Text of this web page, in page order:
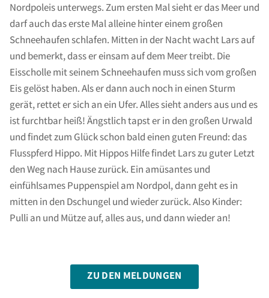
Nordpoleis unterwegs. Zum ersten Mal sieht er das Meer und
darf auch das erste Mal alleine hinter einem großen
Schneehaufen schlafen. Mitten in der Nacht wacht Lars auf
und bemerkt, dass er einsam auf dem Meer treibt. Die
Eisscholle mit seinem Schneehaufen muss sich vom großen
Eis gelöst haben. Als er dann auch noch in einen Sturm
gerät, rettet er sich an ein Ufer. Alles sieht anders aus und es
ist furchtbar heiß! Ängstlich tapst er in den großen Urwald
und findet zum Glück schon bald einen guten Freund: das
Flusspferd Hippo. Mit Hippos Hilfe findet Lars zu guter Letzt
den Weg nach Hause zurück. Ein amüsantes und
einfühlsames Puppenspiel am Nordpol, dann geht es in
mitten in den Dschungel und wieder zurück. Also Kinder:
Pulli an und Mütze auf, alles aus, und dann wieder an!
ZU DEN MELDUNGEN